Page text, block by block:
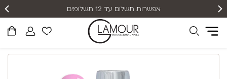
אפשרות תשלום עד 12 תשלומים